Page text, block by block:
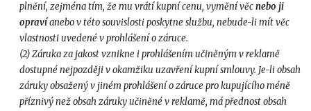
plnění, zejména tím, že mu vrátí kupní cenu, vymění věcnebo ji
opravíanebo v této souvislosti poskytne službu, nebude-li mít věc
vlastnosti uvedené v prohlášení o záruce.
(2) Záruka za jakost vznikne i prohlášením učiněným v reklamě
dostupné nejpozději v okamžiku uzavření kupní smlouvy. Je-li obsah
záruky obsažený v jiném prohlášení o záruce pro kupujícího méně
příznivý než obsah záruky učiněné v reklamě, má přednost obsah